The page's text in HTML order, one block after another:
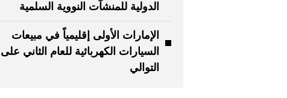
الدولية للمنشآت النووية السلمية
الإمارات الأولى إقليمياً في مبيعات
السيارات الكهربائية للعام الثاني على
التوالي